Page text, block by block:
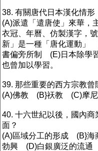
38. 有關唐代日本漢化情形
(A)派遣「遣唐使」來華
衣冠、年曆、仿製漢字，
新」是一種「唐化運動」
書偏旁所制 (E)日本除學
也曾加以學習。
39. 那些重要的西方宗教曾
(A)佛教 (B}祆教 (C)摩
40. 十六世紀以後，國內
面？
(A)區域分工的形成 (B}海
勃興 (D)白銀廣泛的流通